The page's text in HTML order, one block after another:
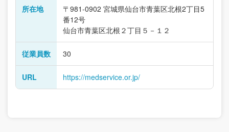
所在地
〒981-0902 宮城県仙台市青葉区北根2丁目5
番12号
仙台市青葉区北根２丁目５－１２
従業員数 30
URL https://medservice.or.jp/